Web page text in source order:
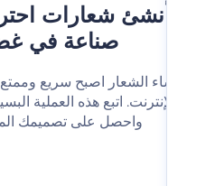
شعارات احترافية
صناعة في غضون
الشعار اصبح سريع وممتع
واحصل على تصميمك المخصص